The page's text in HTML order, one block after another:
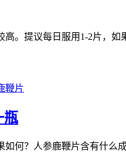
。提议每日服用1-2片，
鞭片
瓶
何？人参鹿鞭片含有什